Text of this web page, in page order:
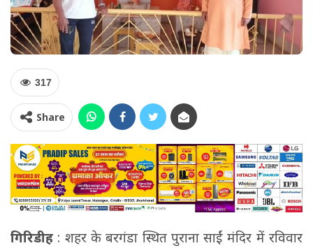
317
Share
गिरिडीह : शहर के बरगंडा स्थित पुराना साईं मंदिर में रविवार